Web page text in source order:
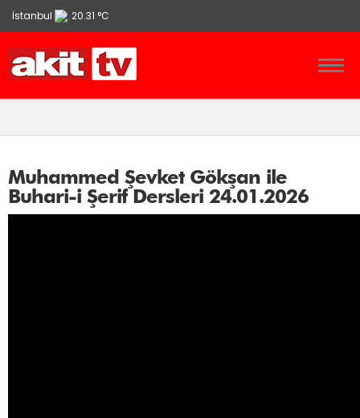
İstanbul 20.31 °C
Ankara 13.9 °C
İzmir 21.86 °C
Muhammed Şevket Gökşan ile
Buhari-i Şerif Dersleri 24.01.2026